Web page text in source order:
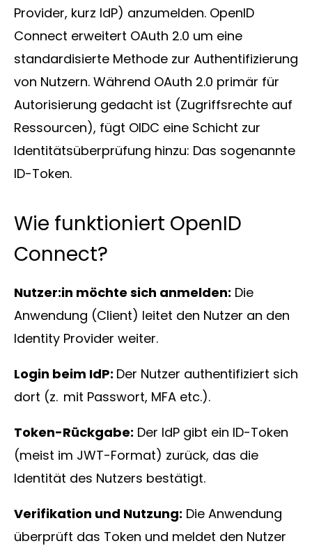
Sektoren
Über
Insights
Kontakt
Provider, kurz IdP) anzumelden. OpenID
Connect erweitert OAuth 2.0 um eine
standardisierte Methode zur Authentifizierung
von Nutzern. Während OAuth 2.0 primär für
Autorisierung gedacht ist (Zugriffsrechte auf
Ressourcen), fügt OIDC eine Schicht zur
Identitätsüberprüfung hinzu: Das sogenannte
ID-Token.
Wie funktioniert OpenID
Connect?
Nutzer:in möchte sich anmelden: Die
Anwendung (Client) leitet den Nutzer an den
Identity Provider weiter.
Login beim IdP: Der Nutzer authentifiziert sich
dort (z. mit Passwort, MFA etc.).
Token-Rückgabe: Der IdP gibt ein ID-Token
(meist im JWT-Format) zurück, das die
Identität des Nutzers bestätigt.
Verifikation und Nutzung: Die Anwendung
überprüft das Token und meldet den Nutzer